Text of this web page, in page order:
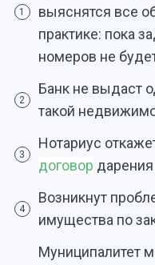
1
выяснятся все
практике: пока
номеров не
2
Банк не выдаст
такой
3
Нотариус
договор
4
Возникнут
имущества по
Муниципалитет